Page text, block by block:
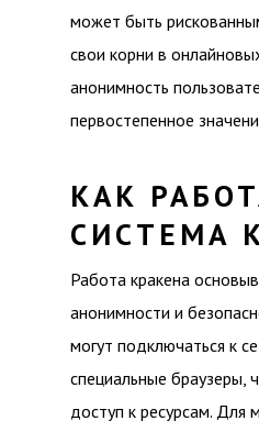
может быть
свои корни в
анонимность
первостепенное
КАК
СИСТЕМА
Работа кракена
анонимности и
могут подключаться к
специальные браузеры,
доступ к ресурсам. Для